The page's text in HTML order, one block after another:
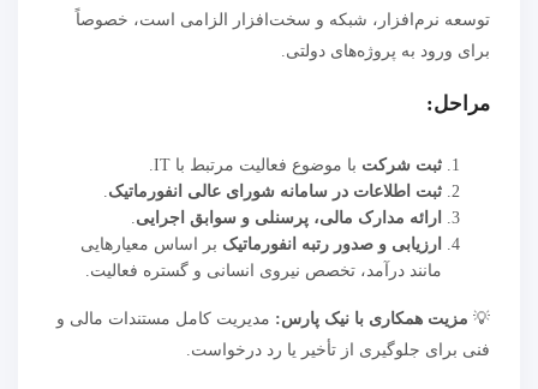
توسعه نرم‌افزار، شبکه و سخت‌افزار الزامی است، خصوصاً
برای ورود به پروژه‌های دولتی.
مراحل:
ثبت شرکت با موضوع فعالیت مرتبط با IT.
ثبت اطلاعات در سامانه شورای عالی انفورماتیک.
ارائه مدارک مالی، پرسنلی و سوابق اجرایی.
ارزیابی و صدور رتبه انفورماتیک بر اساس معیارهایی
مانند درآمد، تخصص نیروی انسانی و گستره فعالیت.
💡 مزیت همکاری با نیک پارس: مدیریت کامل مستندات مالی و
فنی برای جلوگیری از تأخیر یا رد درخواست.